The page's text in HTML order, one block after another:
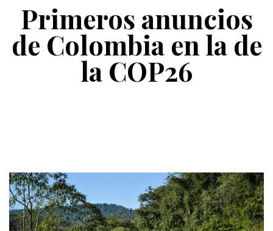
Primeros anuncios
de Colombia en la de
la COP26